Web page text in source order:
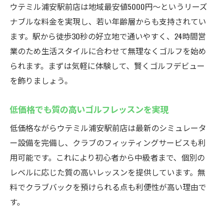
ウテミル浦安駅前店は地域最安値5000円〜というリーズ
ナブルな料金を実現し、若い年齢層からも支持されてい
ます。駅から徒歩30秒の好立地で通いやすく、24時間営
業のため生活スタイルに合わせて無理なくゴルフを始め
られます。まずは気軽に体験して、賢くゴルフデビュー
を飾りましょう。
低価格でも質の高いゴルフレッスンを実現
低価格ながらウテミル浦安駅前店は最新のシミュレータ
ー設備を完備し、クラブのフィッティングサービスも利
用可能です。これにより初心者から中級者まで、個別の
レベルに応じた質の高いレッスンを提供しています。無
料でクラブバックを預けられる点も利便性が高い理由で
す。